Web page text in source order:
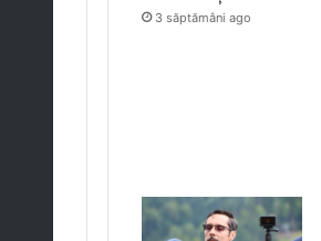
3 săptămâni ago